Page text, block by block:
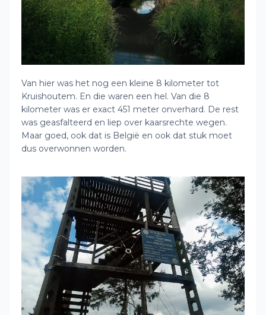
Van hier was het nog een kleine 8 kilometer tot
Kruishoutem. En die waren een hel. Van die 8
kilometer was er exact 451 meter onverhard. De rest
was geasfalteerd en liep over kaarsrechte wegen.
Maar goed, ook dat is België en ook dat stuk moet
dus overwonnen worden.